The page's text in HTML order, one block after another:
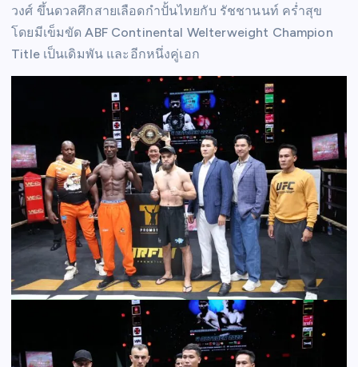
วงศ์ ขึ้นดวลศึกสายเลือดกำปั้นไทยกับ รัชชานนท์ คร่ำสุข
โดยมีเข็มขัด ABF Continental Welterweight Champion
Title เป็นเดิมพัน และอีกหนึ่งคู่เอก